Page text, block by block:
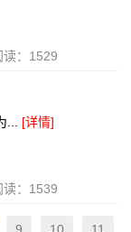
：1529
... [详情]
：1539